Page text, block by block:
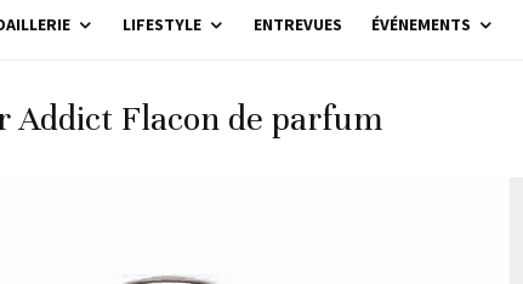
LIFESTYLE ENTREVUES ÉVÉNEMENTS
Addict Flacon de parfum